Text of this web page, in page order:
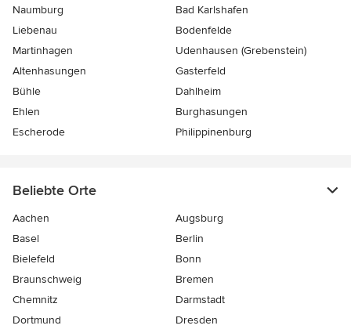
Naumburg
Bad Karlshafen
Liebenau
Bodenfelde
Martinhagen
Udenhausen (Grebenstein)
Altenhasungen
Gasterfeld
Bühle
Dahlheim
Ehlen
Burghasungen
Escherode
Philippinenburg
Beliebte Orte
Aachen
Augsburg
Basel
Berlin
Bielefeld
Bonn
Braunschweig
Bremen
Chemnitz
Darmstadt
Dortmund
Dresden